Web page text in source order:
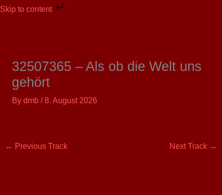
Skip to content
Skip
32507365 – Als ob die Welt uns
gehört
By dmb /8. August 2026
← Previous Track Next Track →